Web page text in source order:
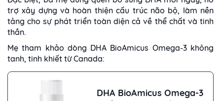
trợ xây dựng và hoàn thiện cấu trúc não bộ, làm nền
tảng cho sự phát triển toàn diện cả về thể chất và tinh
thần.
Mẹ tham khảo dòng DHA BioAmicus Omega-3 không
tanh, tinh khiết từ Canada:
DHA BioAmicus Omega-3